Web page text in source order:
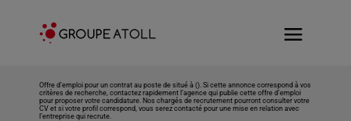
Offre d’emploi pour un contrat au poste de situé à (). Si cette annonce correspond à vos
critères de recherche, contactez rapidement l’agence qui publie cette offre d’emploi
pour proposer votre candidature. Nos chargés de recrutement pourront consulter votre
CV et si votre profil correspond, vous serez contacté pour une mise en relation avec
l’entreprise qui recrute.